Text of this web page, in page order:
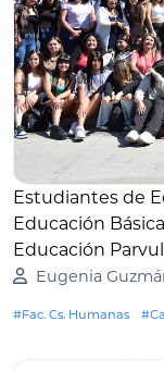
Estudiantes de
Educación
Educación
Eugenia
#Fac. Cs. Humanas